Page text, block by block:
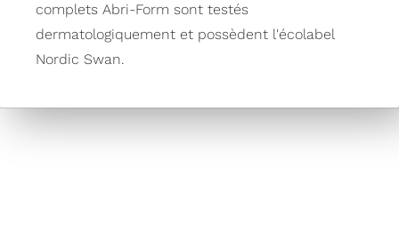
complets Abri-Form sont testés
dermatologiquement et possèdent l'écolabel
Nordic Swan.